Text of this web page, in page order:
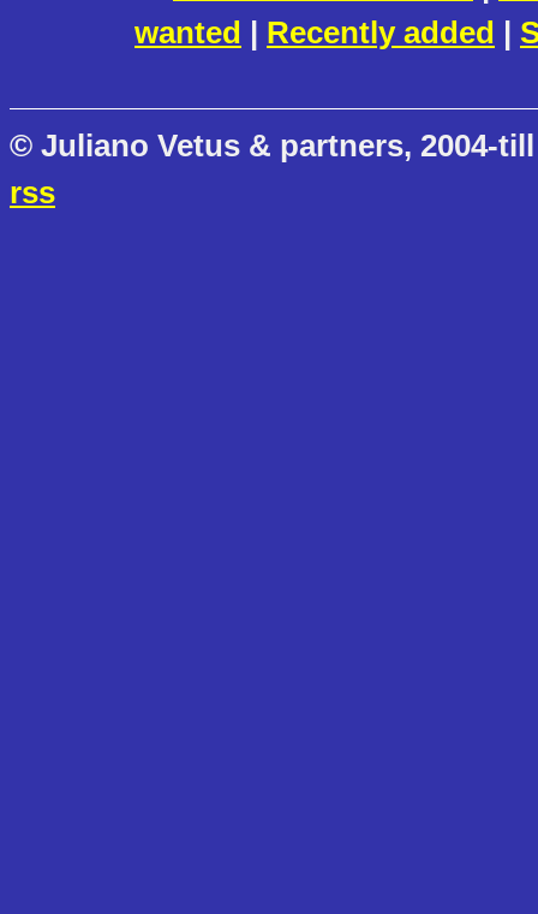
wanted | Recently added |
© Juliano Vetus & partners, 2004-
rss